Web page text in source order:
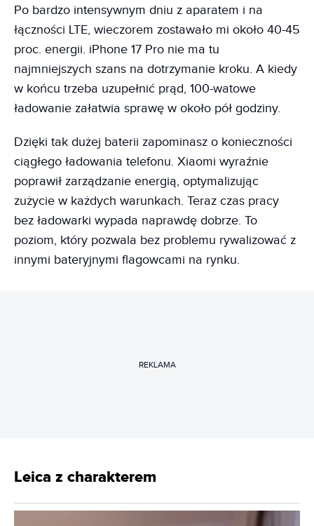
Po bardzo intensywnym dniu z aparatem i na
łączności LTE, wieczorem zostawało mi około 40-45
proc. energii. iPhone 17 Pro nie ma tu
najmniejszych szans na dotrzymanie kroku. A kiedy
w końcu trzeba uzupełnić prąd, 100-watowe
ładowanie załatwia sprawę w około pół godziny.
Dzięki tak dużej baterii zapominasz o konieczności
ciągłego ładowania telefonu. Xiaomi wyraźnie
poprawił zarządzanie energią, optymalizując
zużycie w każdych warunkach. Teraz czas pracy
bez ładowarki wypada naprawdę dobrze. To
poziom, który pozwala bez problemu rywalizować z
innymi bateryjnymi flagowcami na rynku.
REKLAMA
Leica z charakterem